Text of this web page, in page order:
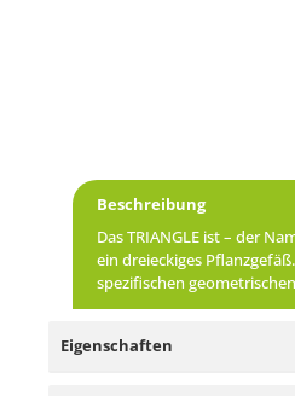
Beschreibung
Das TRIANGLE ist – der
ein dreieckiges
spezifischen
Eigenschaften